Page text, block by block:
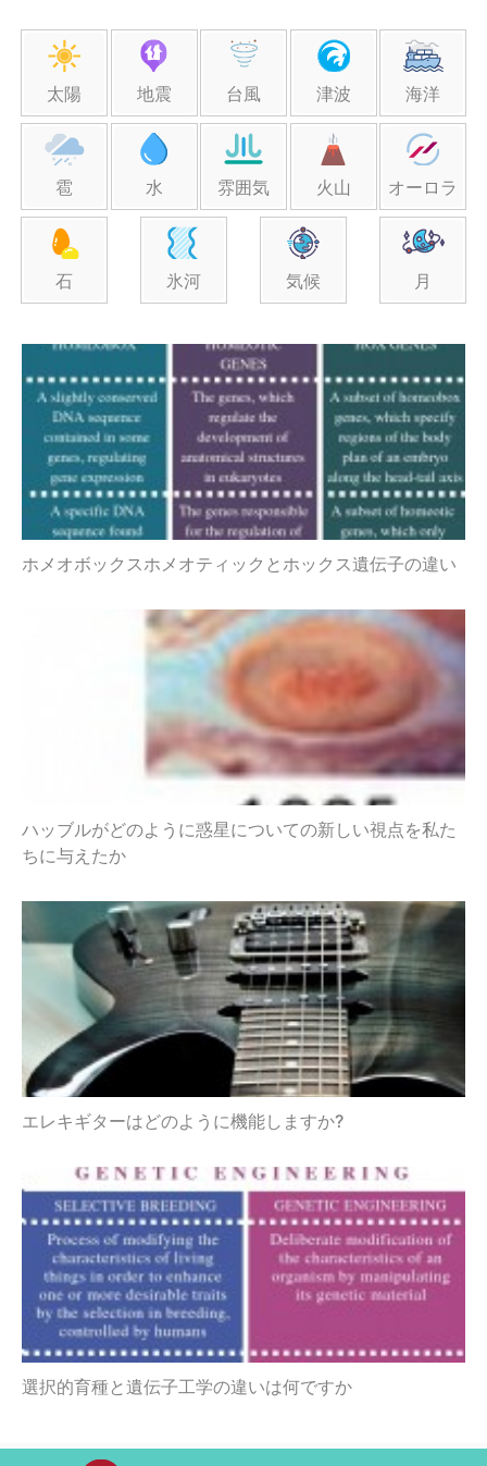
太陽 地震 台風 津波 海洋
雹 水 雰囲気 火山 オーロラ
石 氷河 気候 月
ホメオボックスホメオティックとホックス遺伝子の違い
ハッブルがどのように惑星についての新しい視点を私た
ちに与えたか
エレキギターはどのように機能しますか?
選択的育種と遺伝子工学の違いは何ですか